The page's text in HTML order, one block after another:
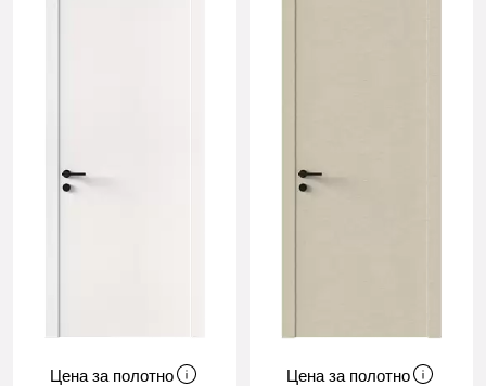
Цена за полотно Цена за полотно